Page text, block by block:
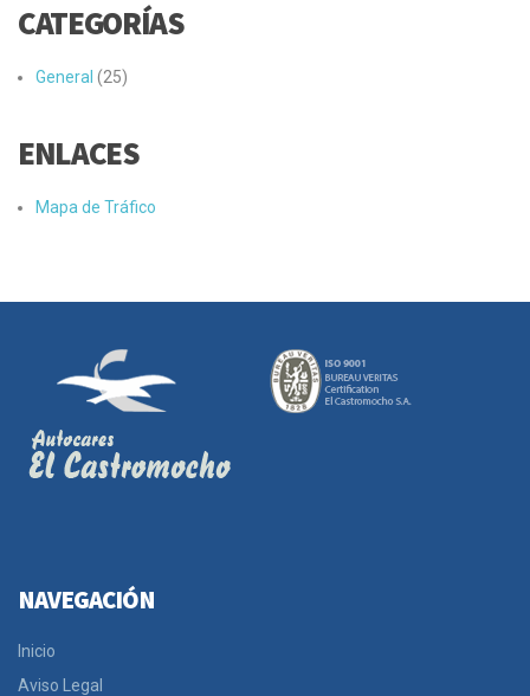
CATEGORÍAS
General (25)
ENLACES
Mapa de Tráfico
NAVEGACIÓN
Inicio
Aviso Legal